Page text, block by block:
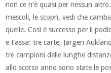
non ce n’è quasi per nessun
mescoli, le scopri, vedi che
quelle. Così è successo per il
e Fassa: tre carte, Jørgen
tre campioni delle lunghe
allo scorso anno sono state le